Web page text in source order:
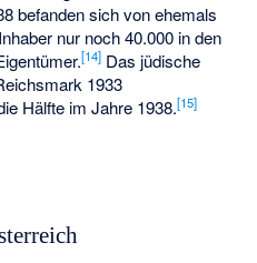
befanden sich von ehemals
nur noch 40.000 in den
[14] Das jüdische
1933
Hälfte im Jahre 1938.[15]